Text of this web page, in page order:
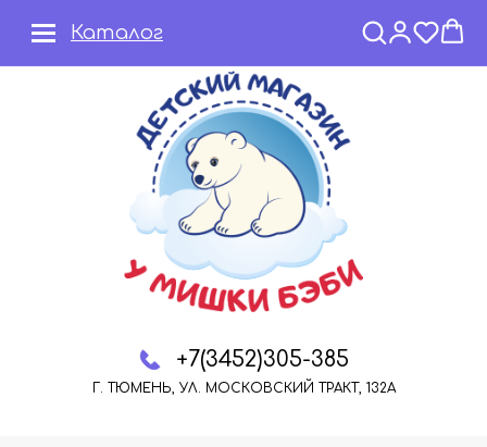
+7(3452)305-385
Г. ТЮМЕНЬ, УЛ. МОСКОВСКИЙ ТРАКТ, 132А
Каталог